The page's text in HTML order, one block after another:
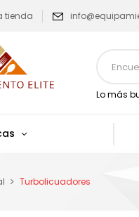
tienda
Lo más
Turbolicuadores